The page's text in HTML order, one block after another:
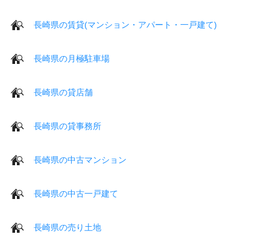
長崎県の賃貸(マンション・アパート・一戸建て)
長崎県の月極駐車場
長崎県の貸店舗
長崎県の貸事務所
長崎県の中古マンション
長崎県の中古一戸建て
長崎県の売り土地